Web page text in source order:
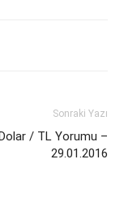
Sonraki Yazı
/ TL Yorumu –
29.01.2016